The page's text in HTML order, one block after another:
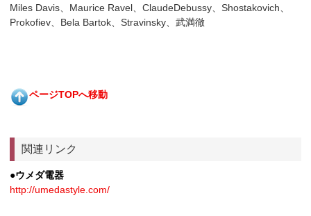
Miles Davis、Maurice Ravel、ClaudeDebussy、Shostakovich、
Prokofiev、Bela Bartok、Stravinsky、武満徹
ページTOPへ移動
関連リンク
●ウメダ電器
http://umedastyle.com/